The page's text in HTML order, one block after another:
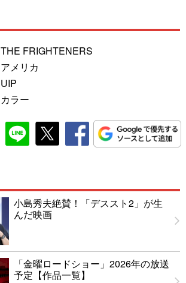
THE FRIGHTENERS
アメリカ
UIP
カラー
小島秀夫絶賛！「デススト2」が生
んだ映画
「金曜ロードショー」2026年の放送
予定【作品一覧】